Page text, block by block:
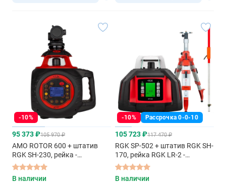
-10%
95 373 ₽105 970 ₽
AMO ROTOR 600 + штатив
RGK SH-230, рейка -
ротационный нивелир с
красным лучом
В наличии
-10% Рассрочка 0-0-10
105 723 ₽117 470 ₽
RGK SP-502 + штатив RGK SH-
170, рейка RGK LR-2 -
ротационный нивелир с
красным лучом
В наличии